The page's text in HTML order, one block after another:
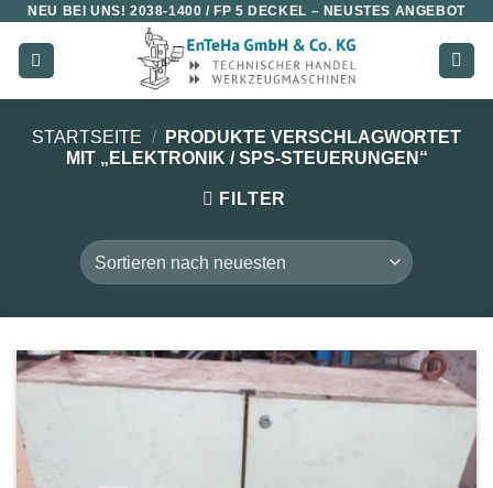
Zum
Inhalt
springen
NEU BEI UNS!2038-1400 / FP 5 DECKEL – NEUSTES ANGEBOT
STARTSEITE /
PRODUKTE VERSCHLAGWORTET
MIT „ELEKTRONIK / SPS-STEUERUNGEN“
FILTER